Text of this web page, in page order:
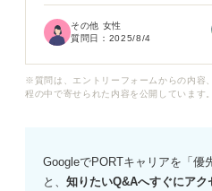
のか、また、転職を成功させ
第二新卒で経理職への転職を
その他 女性
質問日： 2025/8/4
※質問は、エントリーフォームからの内容
程の中で寄せられた内容を公開しています
GoogleでPORTキャリアを「優
と、 知りたいQ&Aへすぐにアク